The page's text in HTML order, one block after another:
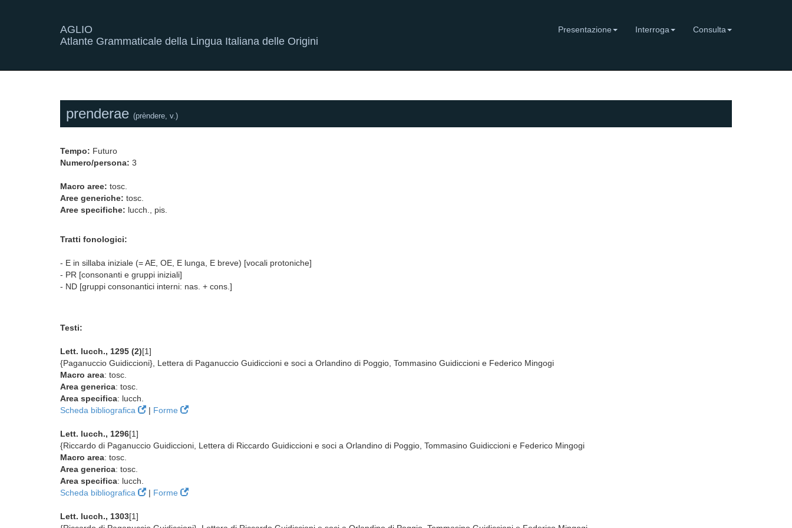
AGLIO
Atlante Grammaticale della Lingua Italiana delle Origini
Presentazione Interroga Consulta
prenderae (prèndere, v.)
Tempo: Futuro
Numero/persona: 3
Macro aree: tosc.
Aree generiche: tosc.
Aree specifiche: lucch., pis.
Tratti fonologici:
- E in sillaba iniziale (= AE, OE, E lunga, E breve) [vocali protoniche]
- PR [consonanti e gruppi iniziali]
- ND [gruppi consonantici interni: nas. + cons.]
Testi:
Lett. lucch., 1295 (2)[1]
{Paganuccio Guidiccioni}, Lettera di Paganuccio Guidiccioni e soci a Orlandino di Poggio, Tommasino Guidiccioni e Federico Mingogi
Macro area: tosc.
Area generica: tosc.
Area specifica: lucch.
Scheda bibliografica
| Forme
Lett. lucch., 1296[1]
{Riccardo di Paganuccio Guidiccioni, Lettera di Riccardo Guidiccioni e soci a Orlandino di Poggio, Tommasino Guidiccioni e Federico Mingogi
Macro area: tosc.
Area generica: tosc.
Area specifica: lucch.
Scheda bibliografica
| Forme
Lett. lucch., 1303[1]